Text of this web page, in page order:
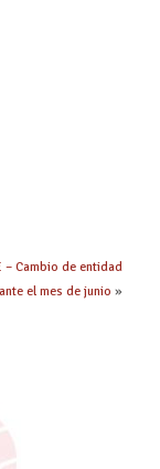
– Cambio de entidad
el mes de junio »